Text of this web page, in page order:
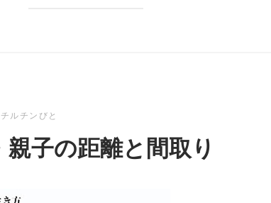
チルチンびと
子の距離と間取り